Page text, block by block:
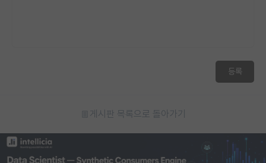
등록
게시판 목록으로 돌아가기